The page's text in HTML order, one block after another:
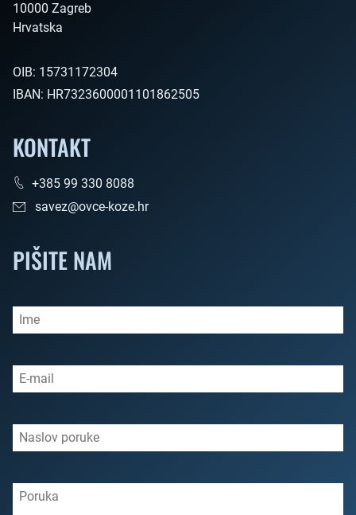
10000 Zagreb
Hrvatska
OIB: 15731172304
IBAN: HR7323600001101862505
KONTAKT
+385 99 330 8088
savez@ovce-koze.hr
PIŠITE NAM